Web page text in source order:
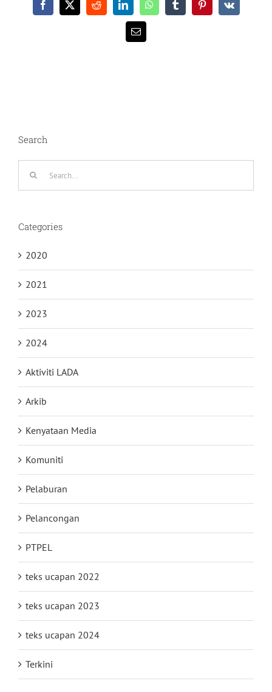
Facebook
X RedditLinkedInWhatsAppTumblrPinterest
Vk
Email
Search
Categories
2020
2021
2023
2024
Aktiviti LADA
Arkib
Kenyataan Media
Komuniti
Pelaburan
Pelancongan
PTPEL
teks ucapan 2022
teks ucapan 2023
teks ucapan 2024
Terkini